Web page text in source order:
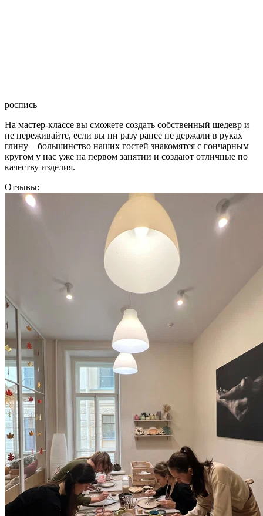
роспись
На мастер-классе вы сможете создать собственный шедевр и
не переживайте, если вы ни разу ранее не держали в руках
глину – большинство наших гостей знакомятся с гончарным
кругом у нас уже на первом занятии и создают отличные по
качеству изделия.
Отзывы: